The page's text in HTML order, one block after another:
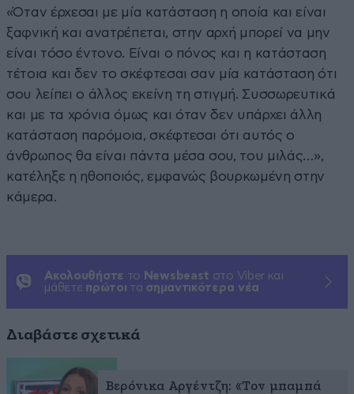
«Όταν έρχεσαι με μία κατάσταση η οποία και είναι
ξαφνική και ανατρέπεται, στην αρχή μπορεί να μην
είναι τόσο έντονο. Είναι ο πόνος και η κατάσταση
τέτοια και δεν το σκέφτεσαι σαν μία κατάσταση ότι
σου λείπει ο άλλος εκείνη τη στιγμή. Συσσωρευτικά
και με τα χρόνια όμως και όταν δεν υπάρχει άλλη
κατάσταση παρόμοια, σκέφτεσαι ότι αυτός ο
άνθρωπος θα είναι πάντα μέσα σου, του μιλάς…»,
κατέληξε η ηθοποιός, εμφανώς βουρκωμένη στην
κάμερα.
Ακολουθήστε το Newsbeast στο Viber και
μάθετε πρώτοι τα σημαντικότερα νέα
Διαβάστε σχετικά
Βερόνικα Αργέντζη: «Τον μπαμπά